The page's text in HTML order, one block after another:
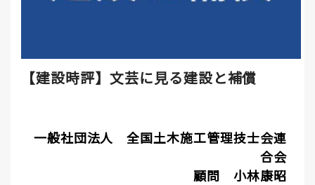
【建設時評】文芸に見る建設と補償
一般社団法人 全国土木施工管理技士会連
合会
顧問 小林康昭